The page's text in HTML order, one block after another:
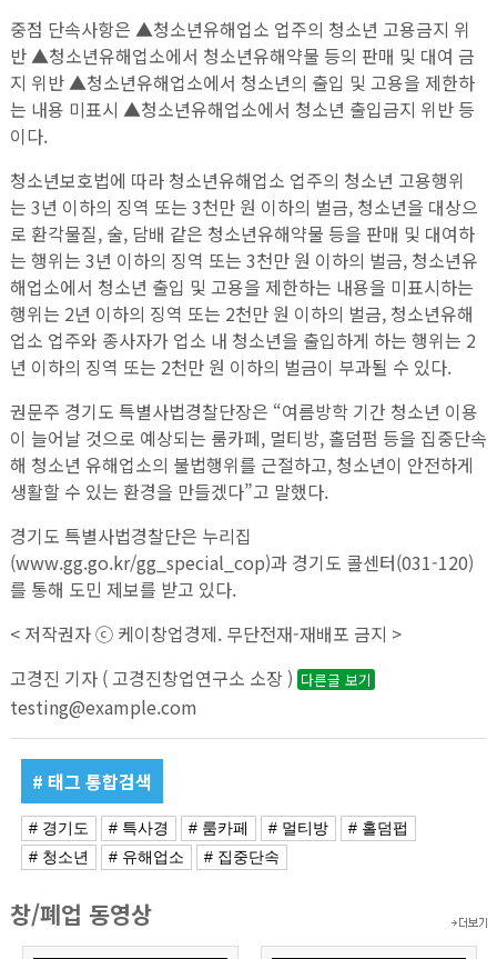
중점 단속사항은 ▲청소년유해업소 업주의 청소년 고용금지 위
반 ▲청소년유해업소에서 청소년유해약물 등의 판매 및 대여 금
지 위반 ▲청소년유해업소에서 청소년의 출입 및 고용을 제한하
는 내용 미표시 ▲청소년유해업소에서 청소년 출입금지 위반 등
이다.
청소년보호법에 따라 청소년유해업소 업주의 청소년 고용행위
는 3년 이하의 징역 또는 3천만 원 이하의 벌금, 청소년을 대상으
로 환각물질, 술, 담배 같은 청소년유해약물 등을 판매 및 대여하
는 행위는 3년 이하의 징역 또는 3천만 원 이하의 벌금, 청소년유
해업소에서 청소년 출입 및 고용을 제한하는 내용을 미표시하는
행위는 2년 이하의 징역 또는 2천만 원 이하의 벌금, 청소년유해
업소 업주와 종사자가 업소 내 청소년을 출입하게 하는 행위는 2
년 이하의 징역 또는 2천만 원 이하의 벌금이 부과될 수 있다.
권문주 경기도 특별사법경찰단장은 “여름방학 기간 청소년 이용
이 늘어날 것으로 예상되는 룸카페, 멀티방, 홀덤펌 등을 집중단속
해 청소년 유해업소의 불법행위를 근절하고, 청소년이 안전하게
생활할 수 있는 환경을 만들겠다”고 말했다.
경기도 특별사법경찰단은 누리집
(www.gg.go.kr/gg_special_cop)과 경기도 콜센터(031-120)
를 통해 도민 제보를 받고 있다.
< 저작권자 ⓒ 케이창업경제. 무단전재-재배포 금지 >
고경진 기자 ( 고경진창업연구소 소장 ) 다른글 보기
testing@example.com
# 태그 통합검색
# 경기도 # 특사경 # 룸카페 # 멀티방
# 홀덤펍
# 청소년
# 유해업소 # 집중단속
창/폐업 동영상